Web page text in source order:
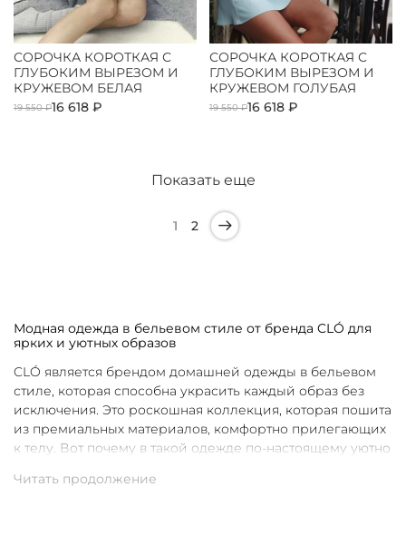
СОРОЧКА КОРОТКАЯ С
ГЛУБОКИМ ВЫРЕЗОМ И
КРУЖЕВОМ БЕЛАЯ
19 550 ₽16 618 ₽
СОРОЧКА КОРОТКАЯ С
ГЛУБОКИМ ВЫРЕЗОМ И
КРУЖЕВОМ ГОЛУБАЯ
19 550 ₽16 618 ₽
Показать еще
1 2
Модная одежда в бельевом стиле от бренда CLÓ для
ярких и уютных образов
CLÓ является брендом домашней одежды в бельевом
стиле, которая способна украсить каждый образ без
исключения. Это роскошная коллекция, которая пошита
из премиальных материалов, комфортно прилегающих
к телу. Вот почему в такой одежде по-настоящему уютно
продуманные фасоны позволяют каждой женщине